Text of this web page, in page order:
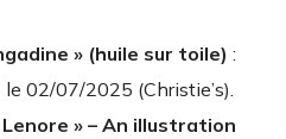
» (huile sur toile) :
le 02/07/2025 (Christie’s).
» – An illustration